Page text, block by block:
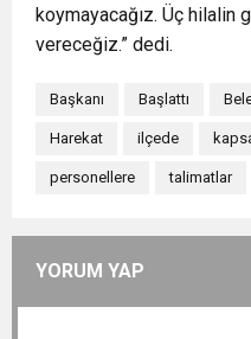
koymayacağız. Üç
vereceğiz.” dedi.
Başkanı Başlattı
Harekat ilçede
personellere talimatlar
YORUM YAP